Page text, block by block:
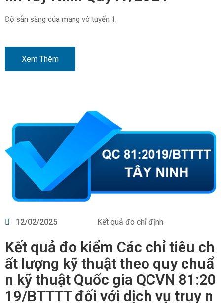
Độ sẵn sàng của mạng vô tuyến 1.
Xem Thêm
12/02/2025 Kết quả đo chỉ định
Kết quả đo kiểm Các chỉ tiêu ch
ất lượng kỹ thuật theo quy chuẩ
n kỹ thuật Quốc gia QCVN 81:20
19/BTTTT đối với dịch vụ truy n